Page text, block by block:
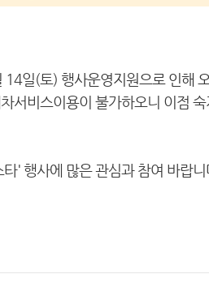
14일(토) 행사운영지원으로 인해
서비스이용이 불가하오니 이점
' 행사에 많은 관심과 참여 바랍니